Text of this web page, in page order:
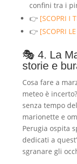
confini tra i
👉 [SCOPRI I
👉 [SCOPRI
🎭 4. La
storie e
Cosa fare a
meteo è
senza tempo del
marionette e
Perugia ospita
dedicati a
sgranare gli